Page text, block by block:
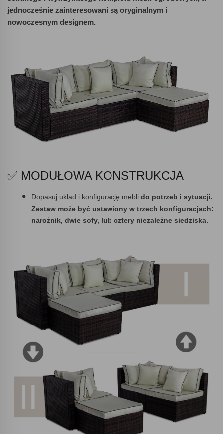
jednocześnie zainteresowani są oryginalnym i
nowoczesnym designem.
✅ MODUŁOWA KONSTRUKCJA
Dopasuj układ i konfigurację mebli do potrzeb i sytuacji.
Zestaw może być ustawiony w trzech konfiguracjach:
narożnik, dwie sofy, lub cztery niezależne siedziska.